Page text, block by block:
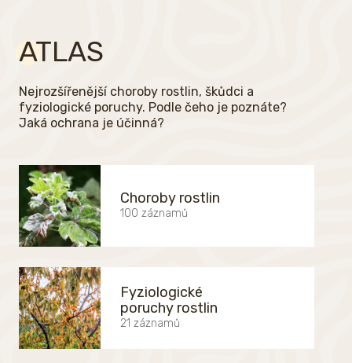
ATLAS
Nejrozšířenější choroby rostlin, škůdci a
fyziologické poruchy. Podle čeho je poznáte?
Jaká ochrana je účinná?
Choroby rostlin
100 záznamů
Fyziologické
poruchy rostlin
21 záznamů